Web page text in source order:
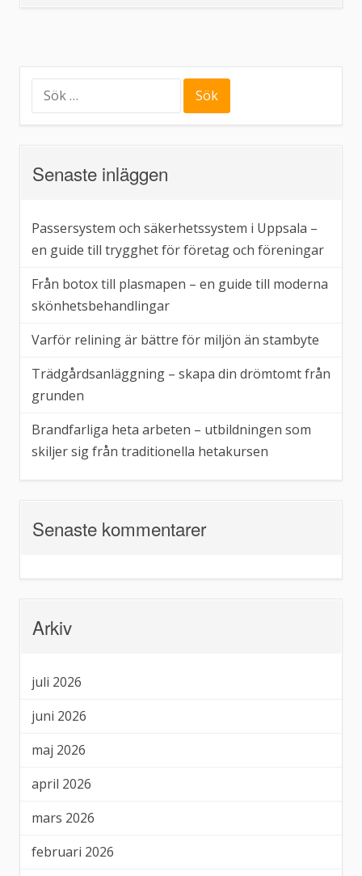
bättre
än
stambyte
efter:
Senaste inläggen
Passersystem och säkerhetssystem i Uppsala –
en guide till trygghet för företag och föreningar
Från botox till plasmapen – en guide till moderna
skönhetsbehandlingar
Varför relining är bättre för miljön än stambyte
Trädgårdsanläggning – skapa din drömtomt från
grunden
Brandfarliga heta arbeten – utbildningen som
skiljer sig från traditionella hetakursen
Senaste kommentarer
Arkiv
juli 2026
juni 2026
maj 2026
april 2026
mars 2026
februari 2026